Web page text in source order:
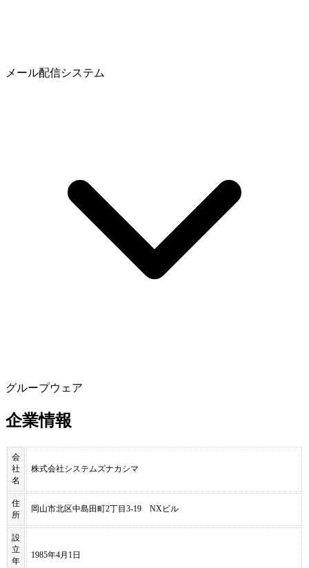
メール配信システム
グループウェア
企業情報
会
社
名
株式会社システムズナカシマ
住
所
岡山市北区中島田町2丁目3-19 NXビル
設
立
年
1985年4月1日